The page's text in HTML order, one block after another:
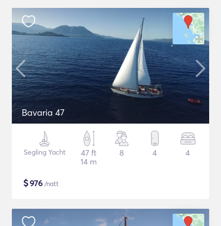
Bavaria 47
Segling Yacht
47 ft
14 m
8 4 4
$976 /natt